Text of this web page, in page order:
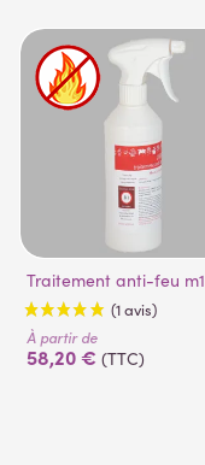
Traitement anti-feu m1
À partir de
58,20 € (TTC)